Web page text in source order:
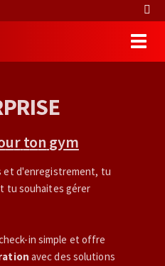
PRISE
urton gym
et d'enregistrement, tu
tu souhaites gérer
in simple et offre
avec des solutions